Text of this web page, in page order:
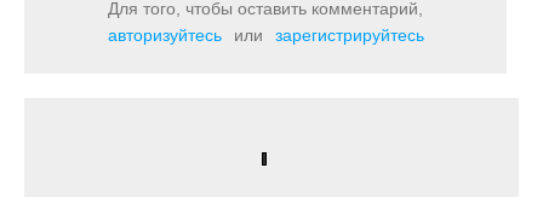
Для того, чтобы оставить комментарий,
авторизуйтесь
или зарегистрируйтесь